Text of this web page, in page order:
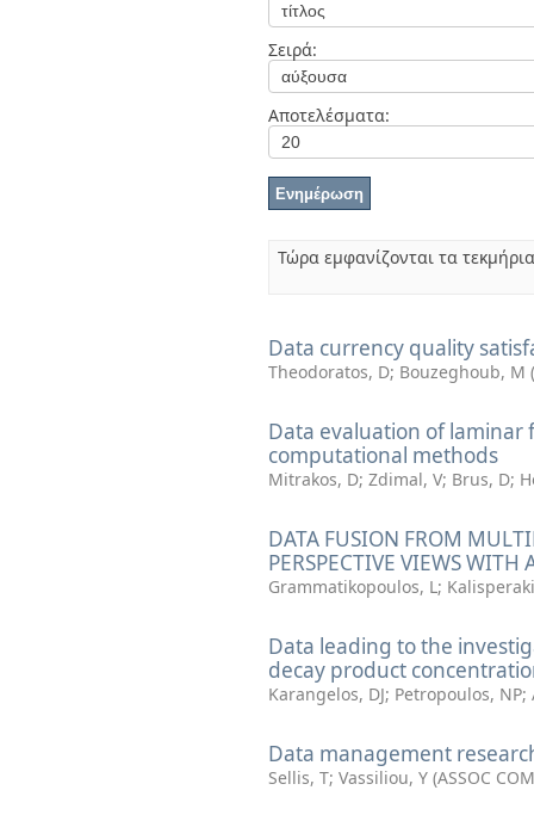
Σειρά:
Αποτελέσματα:
Τώρα εμφανίζονται τα
Data currency quality
Theodoratos, D; Bouzeghoub, M (
Data evaluation of
computational methods
Mitrakos, D; Zdimal, V; Brus, D;
DATA FUSION FROM
PERSPECTIVE VIEWS
Grammatikopoulos, L;
Data leading to the
decay product
Karangelos, DJ; Petropoulos, NP;
Data management
Sellis, T; Vassiliou, Y (ASSOC